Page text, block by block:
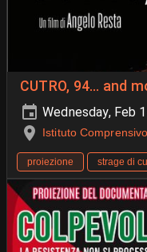
CUTRO, 94... and
Wednesday, Feb
Istituto
proiezione strage di